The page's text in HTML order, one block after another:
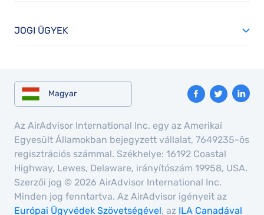
JOGI ÜGYEK
Magyar
Az AirAdvisor International Inc. egy az Amerikai
Egyesült Államokban bejegyzett vállalat, 7649235-ös
regisztrációs számmal. Székhelye: 16192 Coastal
Highway, Lewes, Delaware, irányítószám 19958, USA.
Szerzői jog © 2026 AirAdvisor International Inc.
Minden jog fenntartva. Az AirAdvisor igényeit az
Európai Ügyvédek Szövetségével, az ILA Canadával